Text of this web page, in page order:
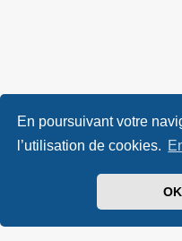
En poursuivant votre
l’utilisation de cookies.
OK